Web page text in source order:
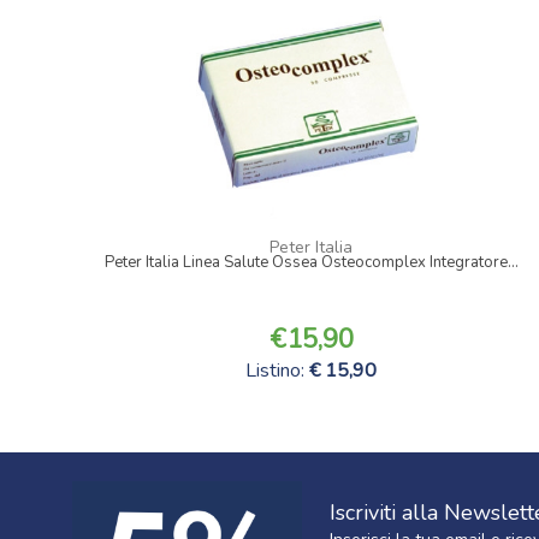
Peter Italia
Peter Italia Linea Salute Ossea Osteocomplex Integratore...
15,90
Listino:15,90
Iscriviti alla